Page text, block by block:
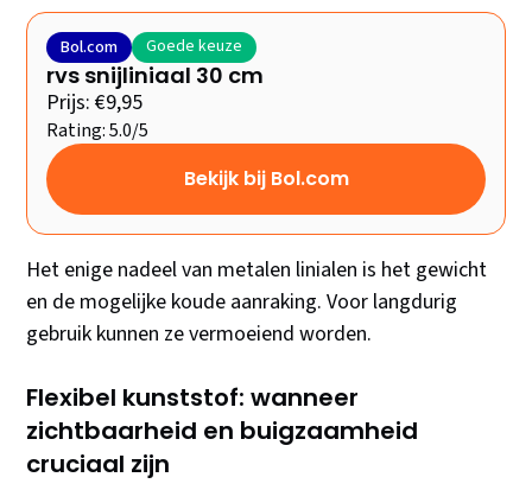
Bol.com Goede keuze
rvs snijliniaal 30 cm
Prijs: €9,95
Rating: 5.0/5
Bekijk bij Bol.com
Het enige nadeel van metalen linialen is het gewicht
en de mogelijke koude aanraking. Voor langdurig
gebruik kunnen ze vermoeiend worden.
Flexibel kunststof: wanneer
zichtbaarheid en buigzaamheid
cruciaal zijn